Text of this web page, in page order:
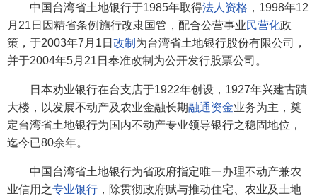
中国台湾省土地银行于1985年取得法人资格 ，1998年12
月21日因精省条例施行改隶国管，配合公营事业民营化政
策，于2003年7月1日 改制 为台湾省土地银行股份有限公司，
并于2004年5月21日奉准改制为公开发行股票公司。
日本劝业银行在台支店于1922年创设，1927年兴建古蹟
大楼，以发展不动产及农业金融长期融通资金业务为主，奠
定台湾省土地银行为国内不动产专业领导银行之稳固地位，
迄今已80余年。
中国台湾省土地银行为省政府指定唯一办理不动产兼农
业信用之专业银行 ，除贯彻政府赋与推动住宅、农业及土地